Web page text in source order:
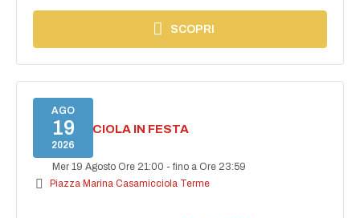
SCOPRI
AGO
19
2026
CASAMICCIOLA IN FESTA
Mer 19 Agosto Ore 21:00 -fino a Ore 23:59
Piazza Marina Casamicciola Terme